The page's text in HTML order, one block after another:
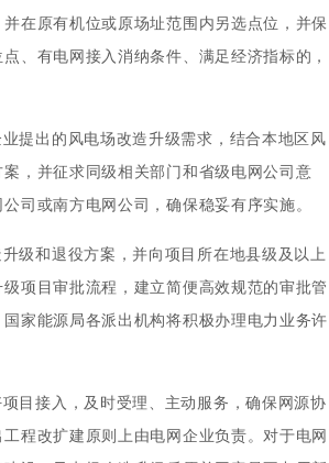
在原有机位或原场址范围内另选点位，并保
、有电网接入消纳条件、满足经济指标的，
提出的风电场改造升级需求，结合本地区风
，并征求同级相关部门和省级电网公司意
司或南方电网公司，确保稳妥有序实施。
级和退役方案，并向项目所在地县级及以上
项目审批流程，建立简便高效规范的审批管
家能源局各派出机构将积极办理电力业务许
目接入，及时受理、主动服务，确保网源协
程改扩建原则上由电网企业负责。对于电网